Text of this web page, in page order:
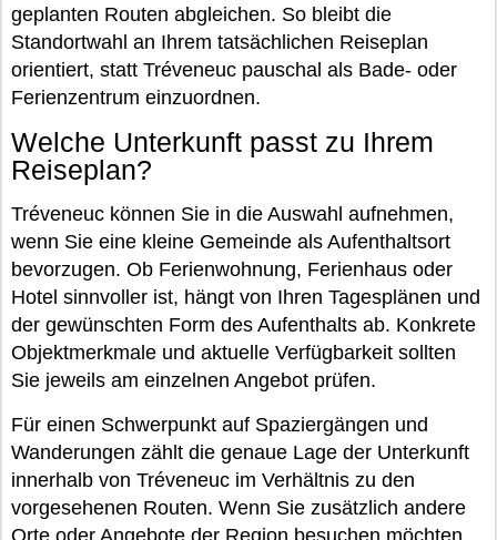
geplanten Routen abgleichen. So bleibt die
Standortwahl an Ihrem tatsächlichen Reiseplan
orientiert, statt Tréveneuc pauschal als Bade- oder
Ferienzentrum einzuordnen.
Welche Unterkunft passt zu Ihrem
Reiseplan?
Tréveneuc können Sie in die Auswahl aufnehmen,
wenn Sie eine kleine Gemeinde als Aufenthaltsort
bevorzugen. Ob Ferienwohnung, Ferienhaus oder
Hotel sinnvoller ist, hängt von Ihren Tagesplänen und
der gewünschten Form des Aufenthalts ab. Konkrete
Objektmerkmale und aktuelle Verfügbarkeit sollten
Sie jeweils am einzelnen Angebot prüfen.
Für einen Schwerpunkt auf Spaziergängen und
Wanderungen zählt die genaue Lage der Unterkunft
innerhalb von Tréveneuc im Verhältnis zu den
vorgesehenen Routen. Wenn Sie zusätzlich andere